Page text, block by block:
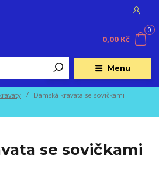
Menu
0
0,00 Kč
Dámská kravata se sovičkami -
se sovičkami